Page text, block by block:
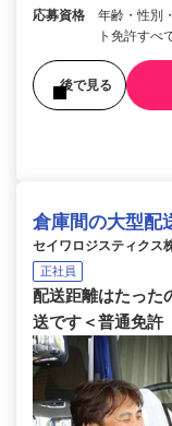
応募資格
年齢・性別
ト免許すべ
後で見る
倉庫間の大型配
セイワロジスティク
正社員
配送距離はたった
送です＜普通免許